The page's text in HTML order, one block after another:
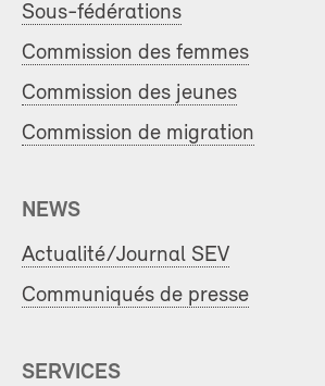
Sous-fédérations
Commission des femmes
Commission des jeunes
Commission de migration
NEWS
Actualité/Journal SEV
Communiqués de presse
SERVICES